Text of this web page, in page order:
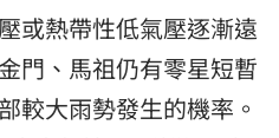
或熱帶性低氣壓逐漸遠
門、馬祖仍有零星短暫
較大雨勢發生的機率。